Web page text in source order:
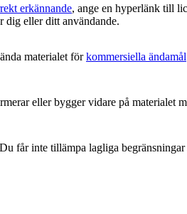
erkännande, ange en hyperlänk till
dig eller ditt användande.
materialet förkommersiella ändamål
eller bygger vidare på materialet
får inte tillämpa lagliga